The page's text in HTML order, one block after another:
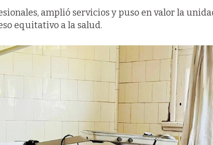
amplió servicios y puso en valor la
equitativo a la salud.